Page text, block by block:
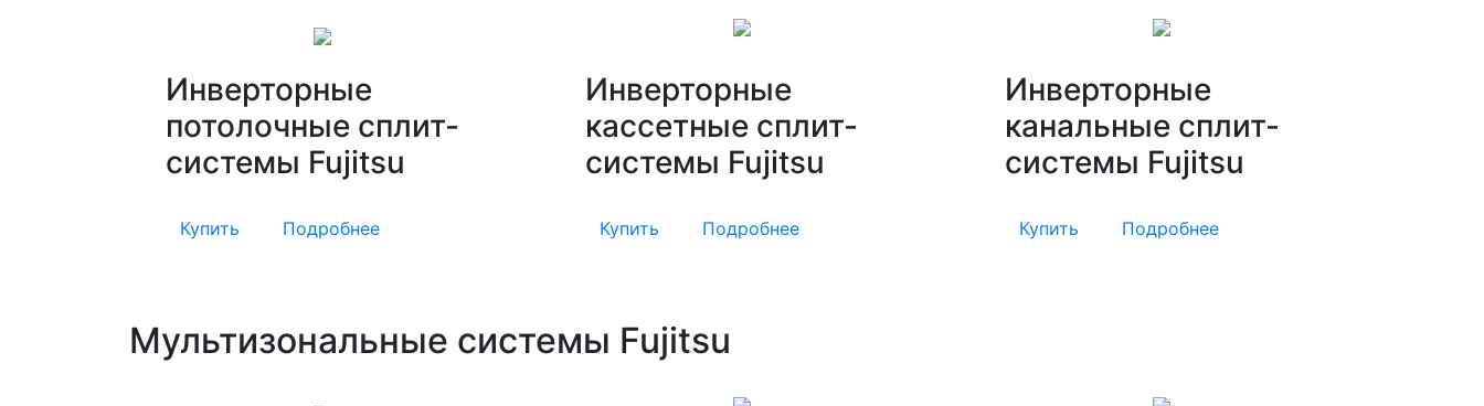
Инверторные
потолочные сплит-
системы Fujitsu
Купить Подробнее
Инверторные
кассетные сплит-
системы Fujitsu
Купить Подробнее
Инверторные
канальные сплит-
системы Fujitsu
Купить Подробнее
Мультизональные системы Fujitsu